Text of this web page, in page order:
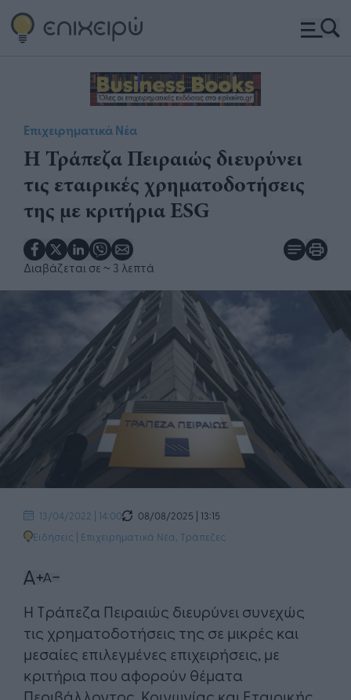
Επιχειρηματικά Νέα
Η Τράπεζα Πειραιώς διευρύνει
τις εταιρικές χρηματοδοτήσεις
της με κριτήρια ESG
Διαβάζεται σε ~ 3 λεπτά
13/04/2022 | 14:00
08/08/2025 | 13:15
Ειδήσεις | Επιχειρηματικά Νέα Τράπεζες
Η Τράπεζα Πειραιώς διευρύνει συνεχώς
τις χρηματοδοτήσεις της σε μικρές και
μεσαίες επιλεγμένες επιχειρήσεις, με
κριτήρια που αφορούν θέματα